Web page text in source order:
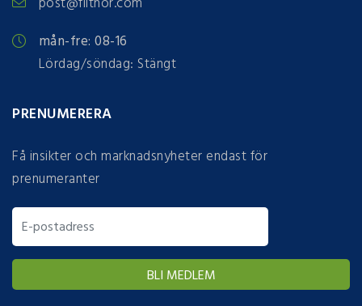
mån-fre: 08-16
Lördag/söndag: Stängt
PRENUMERERA
Få insikter och marknadsnyheter endast för
prenumeranter